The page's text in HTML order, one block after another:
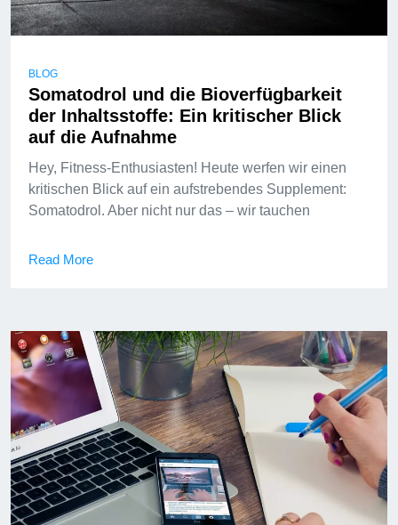
BLOG
Somatodrol und die Bioverfügbarkeit
der Inhaltsstoffe: Ein kritischer Blick
auf die Aufnahme
Hey, Fitness-Enthusiasten! Heute werfen wir einen
kritischen Blick auf ein aufstrebendes Supplement:
Somatodrol. Aber nicht nur das – wir tauchen
Read More